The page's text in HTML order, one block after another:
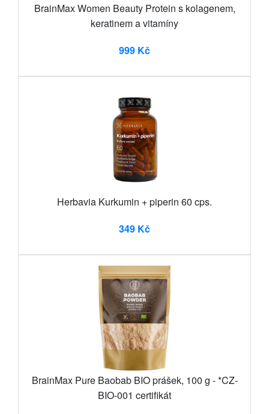
BrainMax Women Beauty Protein s kolagenem,
keratinem a vitamíny
999 Kč
Herbavia Kurkumin + piperin 60 cps.
349 Kč
BrainMax Pure Baobab BIO prášek, 100 g - *CZ-
BIO-001 certifikát